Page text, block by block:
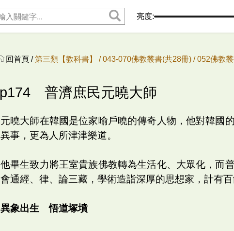
亮度:
回首頁 /第三類【教科書】 /043-070佛教叢書(共28冊) /052佛教
p174 普濟庶民元曉大師
元曉大師在韓國是位家喻戶曉的傳奇人物，他對韓國
異事，更為人所津津樂道。
他畢生致力將王室貴族佛教轉為生活化、大眾化，而
會通經、律、論三藏，學術造詣深厚的思想家，計有
異象出生 悟道塚墳